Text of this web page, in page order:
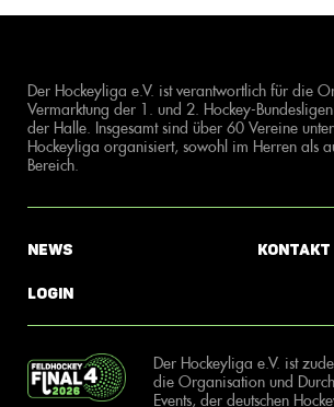
Der Hockeyliga e.V. ist verantwortlich für die
Vermarktung der 1. und 2. Hockey-
der Halle. Insgesamt sind über 60 Vereine
Hockeyliga organisiert, sowohl im Herren als
Bereich.
News
Login
Kontakt
Der Hockeyliga e.V. ist
die Organisation und
Events, der deutschen